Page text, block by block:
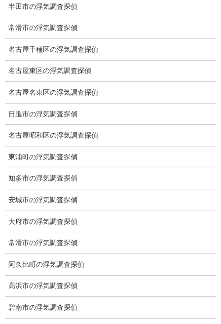
カテゴリー ブログ
ブログ
ブログ
全米女子オープンゴルフ
総合探偵社ミライリサーチ
半田市の浮気調査探偵
常滑市の浮気調査探偵
名古屋千種区の浮気調査探偵
名古屋東区の浮気調査探偵
名古屋名東区の浮気調査探偵
日進市の浮気調査探偵
名古屋昭和区の浮気調査探偵
東浦町の浮気調査探偵
知多市の浮気調査探偵
安城市の浮気調査探偵
大府市の浮気調査探偵
常滑市の浮気調査探偵
阿久比町の浮気調査探偵
高浜市の浮気調査探偵
碧南市の浮気調査探偵